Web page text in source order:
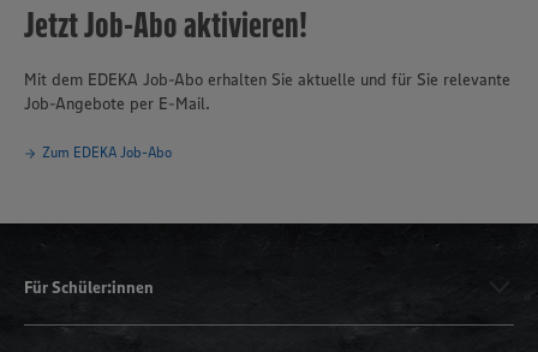
Jetzt Job-Abo aktivieren!
Mit dem EDEKA Job-Abo erhalten Sie aktuelle und für Sie relevante
Job-Angebote per E-Mail.
Zum EDEKA Job-Abo
Für Schüler:innen